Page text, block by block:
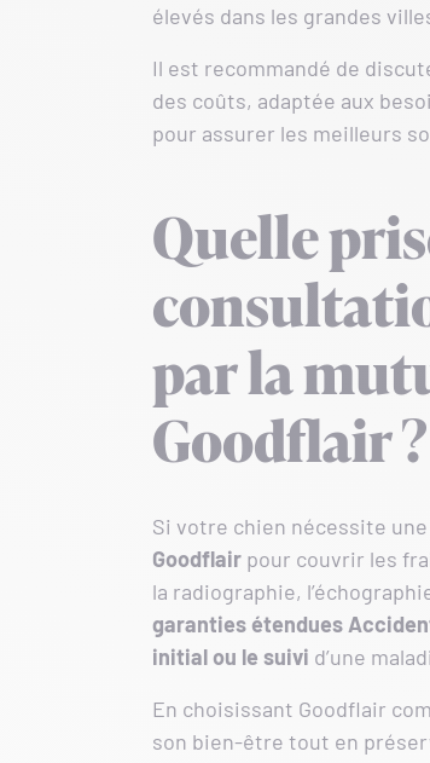
élevés dans les grandes
Il est recommandé de
des coûts, adaptée aux
pour assurer les meilleurs
Quelle
par la
Goodflair ?
Si votre chien nécessite
Goodflair pour couvrir les
la radiographie,
garanties étendues
initial ou le suivi d’une
En choisissant Goodflair
son bien-être tout en